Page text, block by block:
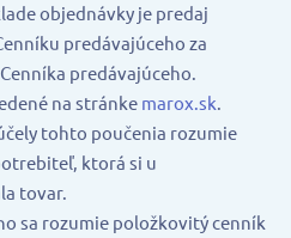
objednávky je predaj
predávajúceho za
predávajúceho.
na stránke marox.sk.
tohto poučenia rozumie
ktorá si u
tovar.
sa rozumie položkovitý cenník